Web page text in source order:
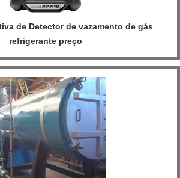
de Detector de vazamento de gás
refrigerante preço